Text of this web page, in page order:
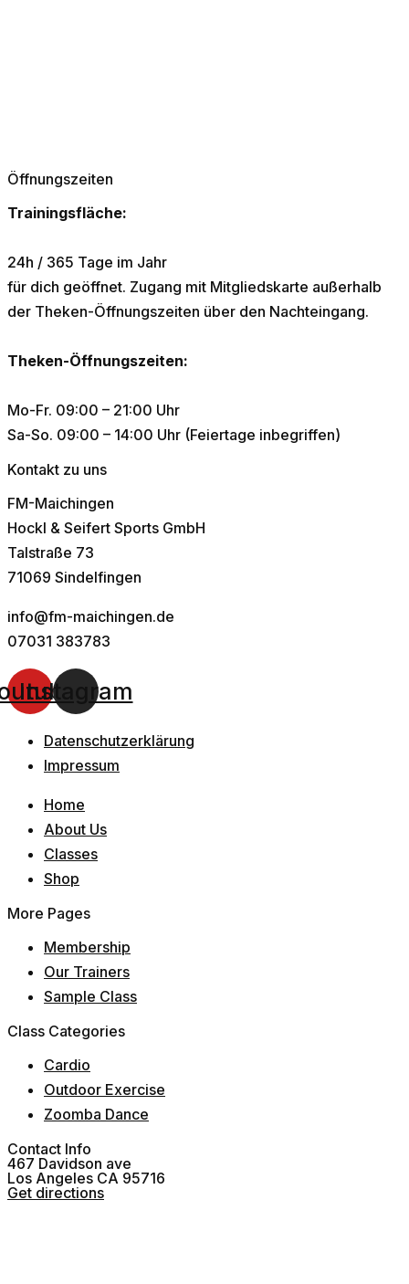
Öffnungszeiten
Trainingsfläche:
24h / 365 Tage im Jahr
für dich geöffnet. Zugang mit Mitgliedskarte außerhalb
der Theken-Öffnungszeiten über den Nachteingang.
Theken-Öffnungszeiten:
Mo-Fr. 09:00 – 21:00 Uhr
Sa-So. 09:00 – 14:00 Uhr (Feiertage inbegriffen)
Kontakt zu uns
FM-Maichingen
Hockl & Seifert Sports GmbH
Talstraße 73
71069 Sindelfingen
info@fm-maichingen.de
07031 383783
Instagram
Datenschutzerklärung
Impressum
Home
About Us
Classes
Shop
More Pages
Membership
Our Trainers
Sample Class
Class Categories
Cardio
Outdoor Exercise
Zoomba Dance
Contact Info
467 Davidson ave
Los Angeles CA 95716
Get directions